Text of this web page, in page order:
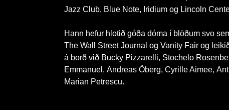
Jazz Club, Blue Note, Iridium og Lincoln
Hann hefur hlotið góða dóma í blöðum svo
The Wall Street Journal og Vanity Fair og
á borð við Bucky Pizzarelli, Stochelo
Emmanuel, Andreas Öberg, Cyrille Aimee,
Marian Petrescu.